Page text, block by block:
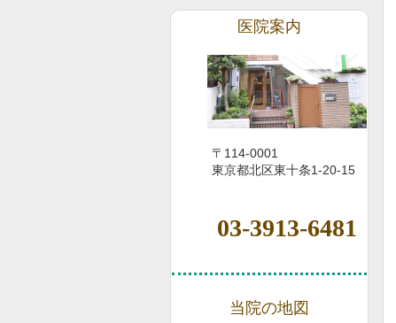
医院案内
〒114-0001
東京都北区東十条1-20-15
03-3913-6481
当院の地図